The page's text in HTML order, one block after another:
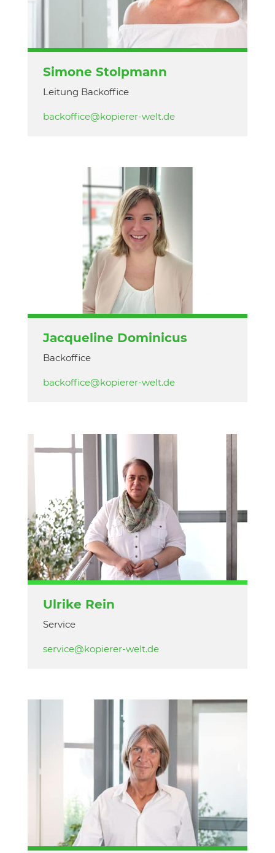
Simone Stolpmann
Leitung Backoffice
backoffice@kopierer-welt.de
Jacqueline Dominicus
Backoffice
backoffice@kopierer-welt.de
Ulrike Rein
Service
service@kopierer-welt.de